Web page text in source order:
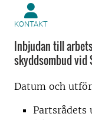
KONTAKT
Inbjudan till
skyddsombud vid
Datum och